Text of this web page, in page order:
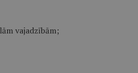
vajadzībām;